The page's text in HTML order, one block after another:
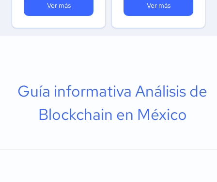
Ver más Ver más
Guía informativa Análisis de
Blockchain en México